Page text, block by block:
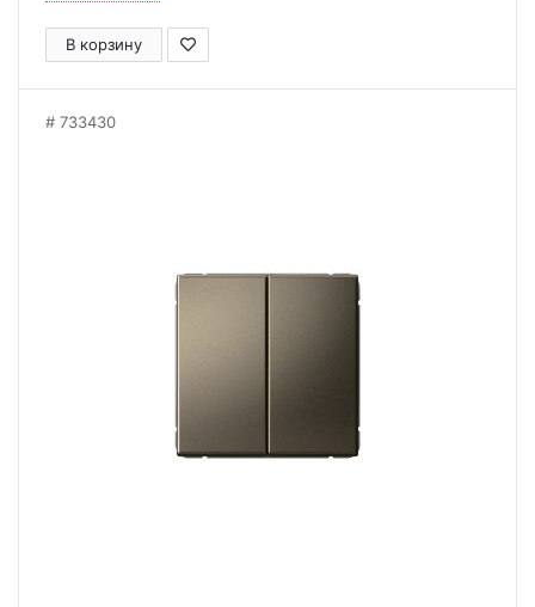
В корзину
733430